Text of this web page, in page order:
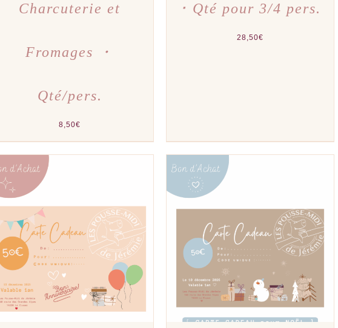
Charcuterie et
Fromages ・
Qté/pers.
8,50€
･ Qté pour 3/4 pers.
28,50€
CHOIX DES OPTIONS
CE
PRODUIT
A
PLUSIEURS
VARIATIONS.
OPTIONS
PEUVENT
ÊTRE
CHOISIES
/ APERÇU CHOIX DES OPTIONS
CE
PRODUIT
PLUSIEURS
VARIATIONS.
OPTIONS
PEUVENT
ÊTRE
SUR
/ APERÇU